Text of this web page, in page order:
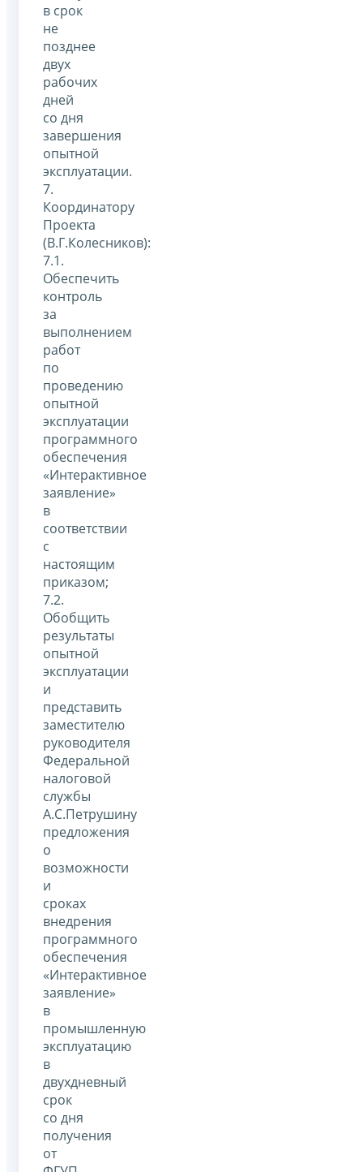
в срок
не
позднее
двух
рабочих
дней
со дня
завершения
опытной
эксплуатации.
7.
Координатору
Проекта
(В.Г.Колесников):
7.1.
Обеспечить
контроль
за
выполнением
работ
по
проведению
опытной
эксплуатации
программного
обеспечения
«Интерактивное
заявление»
в
соответствии
с
настоящим
приказом;
7.2.
Обобщить
результаты
опытной
эксплуатации
и
представить
заместителю
руководителя
Федеральной
налоговой
службы
А.С.Петрушину
предложения
о
возможности
и
сроках
внедрения
программного
обеспечения
«Интерактивное
заявление»
в
промышленную
эксплуатацию
в
двухдневный
срок
со дня
получения
от